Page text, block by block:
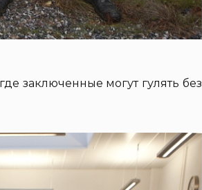
заключенные могут гулять без